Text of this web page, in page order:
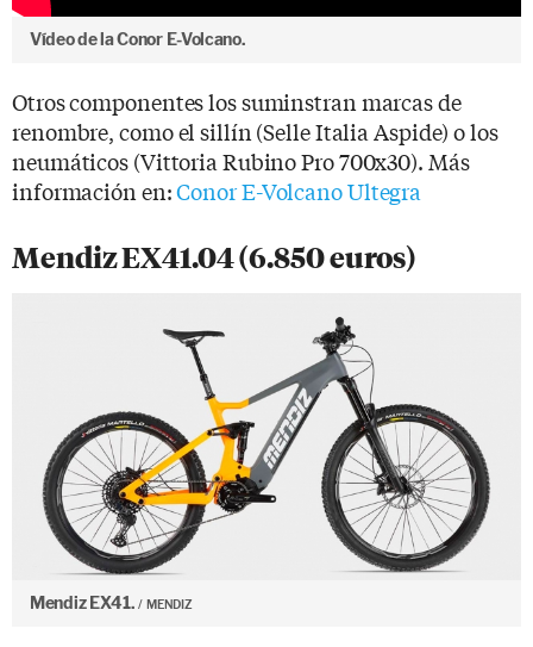
Vídeo de la Conor E-Volcano.
Otros componentes los suminstran marcas de
renombre, como el sillín (Selle Italia Aspide) o los
neumáticos (Vittoria Rubino Pro 700x30). Más
información en:Conor E-Volcano Ultegra
Mendiz EX41.04 (6.850 euros)
Mendiz EX41. MENDIZ